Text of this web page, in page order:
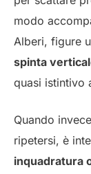
modo
Alberi, figure
spinta
quasi istintivo
Quando
ripetersi, è
inquadratura